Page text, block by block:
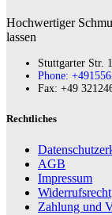
Hochwertiger
lassen
Stuttgarter Str.
Phone:
Fax:‪ +49
Rechtliches
AGB
Impressum
Widerrufsrecht
Zahlung und